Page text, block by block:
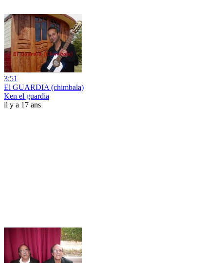
3:51
El GUARDIA (chimbala)
Ken el guardia
il y a 17 ans